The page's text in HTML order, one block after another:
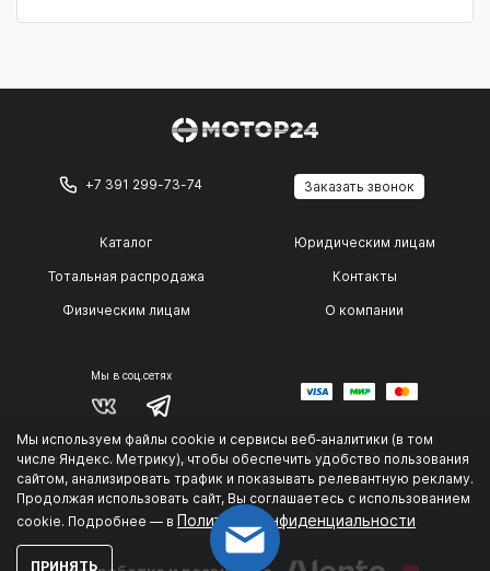
Мы используем файлы cookie и сервисы веб‑аналитики (в том
числе Яндекс. Метрику), чтобы обеспечить удобство пользования
сайтом, анализировать трафик и показывать релевантную рекламу.
Продолжая использовать сайт, Вы соглашаетесь с использованием
cookie. Подробнее — в Политике конфиденциальности
ПРИНЯТЬ
+7 391 299-73-74 Заказать звонок
Каталог
Тотальная распродажа
Физическим лицам
Юридическим лицам
Контакты
О компании
Мы в соц.сетях
Политика конфиденциальности © 2014 — 2026 г.
.